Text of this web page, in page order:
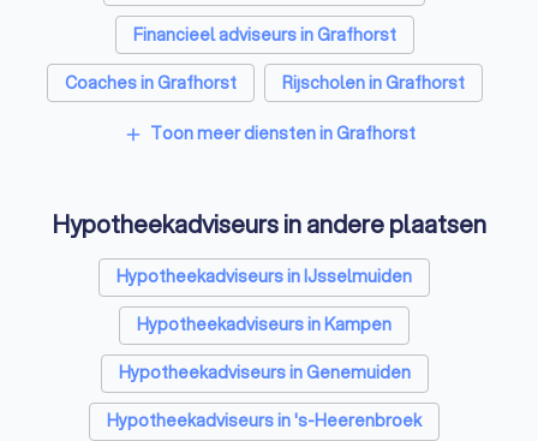
Financieel adviseurs in Grafhorst
Coaches in Grafhorst
Rijscholen in Grafhorst
Relatietherapeuten in Grafhorst
Belastingadviseurs in Grafhorst
Personal trainers in Grafhorst
Diëtisten in Grafhorst
add Toon meer diensten in Grafhorst
Hypotheekadviseurs in andere plaatsen
Hypotheekadviseurs in IJsselmuiden
Hypotheekadviseurs in Kampen
Hypotheekadviseurs in Genemuiden
Hypotheekadviseurs in 's-Heerenbroek